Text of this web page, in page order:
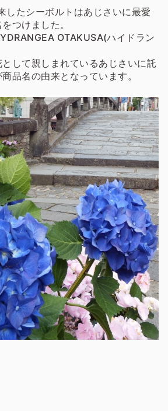
したシーボルトはあじさいに最愛
つけました。
OTAKUSA(ハイドラン
して親しまれているあじさいに託
品名の由来となっています。